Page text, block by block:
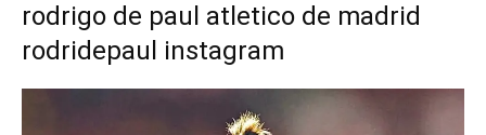
rodrigo de paul atletico de madrid
rodridepaul instagram